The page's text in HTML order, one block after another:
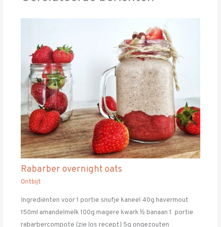
Rabarber overnight oats
Ontbijt
Ingrediënten voor 1 portie snufje kaneel 40g havermout
150ml amandelmelk 100g magere kwark ½ banaan 1 portie
rabarbercompote (zie los recept) 5g ongezouten